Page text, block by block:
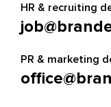
HR & recruiting
PR & marketing